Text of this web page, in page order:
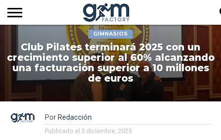
REVISTA
GYM
FACTORY
TV
CLUB
DE
SOCIOS
EMPRESAS
DEL
SECTOR
SERVICIOS
AUDIOVISUALES
MÁS
NOTICIAS
SUSCRIPCIÓN
GIMNASIOS
Club Pilates terminará 2025 con un
crecimiento superior al 60% alcanzando
una facturación superior a 10 millones
de euros
Por Redacción
Publicado el 3 diciembre, 2025